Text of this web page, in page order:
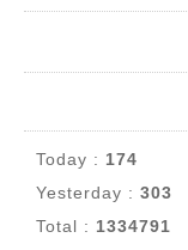
Today : 174
Yesterday : 303
Total : 1334791